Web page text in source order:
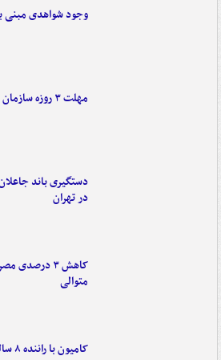
وجود شواهدی مبنی
مهلت ۳ روزه سازمان بورس به هلدینگ خلیج فارس
دستگیری باند
در تهران
کاهش ۳
متوالی
کامیون با راننده ۸ ساله در اصفهان توقیف شد